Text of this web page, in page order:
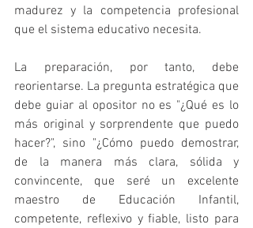
madurez y la competencia profesional
que el sistema educativo necesita.
La preparación, por tanto, debe
reorientarse. La pregunta estratégica que
debe guiar al opositor no es "¿Qué es lo
más original y sorprendente que puedo
hacer?", sino "¿Cómo puedo demostrar,
de la manera más clara, sólida y
convincente, que seré un excelente
maestro de Educación Infantil,
competente, reflexivo y fiable, listo para